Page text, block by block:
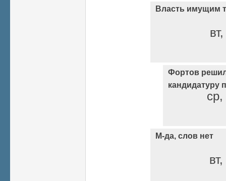
Власть имущим
Фортов
кандидатуру
М-да, слов нет